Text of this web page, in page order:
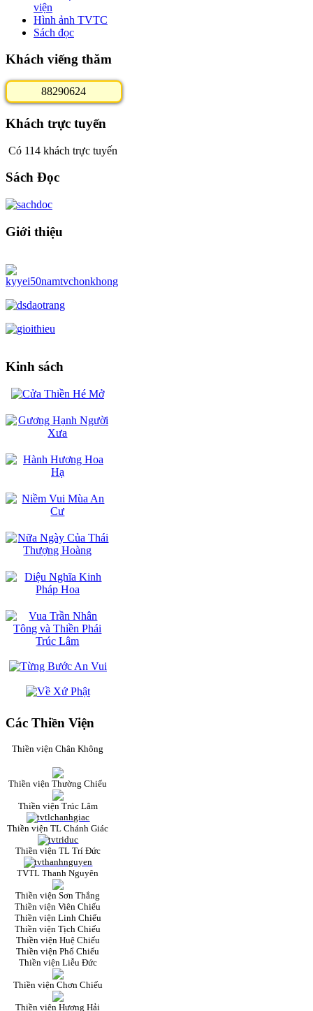
viện
Hình ảnh TVTC
Sách đọc
Khách viếng thăm
88290624
Khách trực tuyến
Có 114 khách trực tuyến
Sách Đọc
Giới thiệu
Kinh sách
Các Thiền Viện
Thiền viện Chân Không
Thiền viện Thường Chiếu
Thiền viện Trúc Lâm
Thiền viện TL Chánh Giác
Thiền viện TL Trí Đức
TVTL Thanh Nguyên
Thiền viện Sơn Thắng
Thiền viện Viên Chiếu
Thiền viện Linh Chiếu
Thiền viện Tịch Chiếu
Thiền viện Huệ Chiếu
Thiền viện Phổ Chiếu
Thiền viện Liễu Đức
Thiền viện Chơn Chiếu
Thiền viện Hương Hải